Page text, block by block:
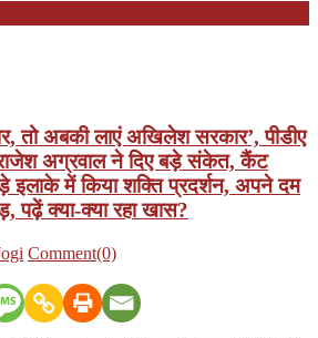
तो अबकी लाएं अखिलेश सरकार’, पीडीए
अग्रवाल ने दिए बड़े संकेत, कैंट
इलाके में किया शक्ति प्रदर्शन, अपने दम
पढ़ें क्या-क्या रहा खास?
Comment(0)